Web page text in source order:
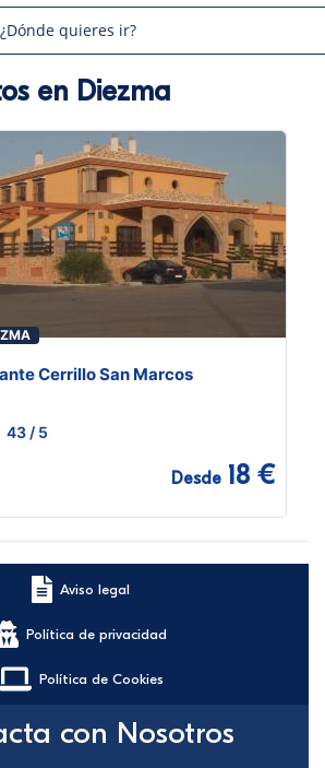
¿Dónde quieres ir?
en Diezma
Cerrillo San Marcos
43 / 5
Desde 18 €
Aviso legal
Política de privacidad
Política de Cookies
con Nosotros